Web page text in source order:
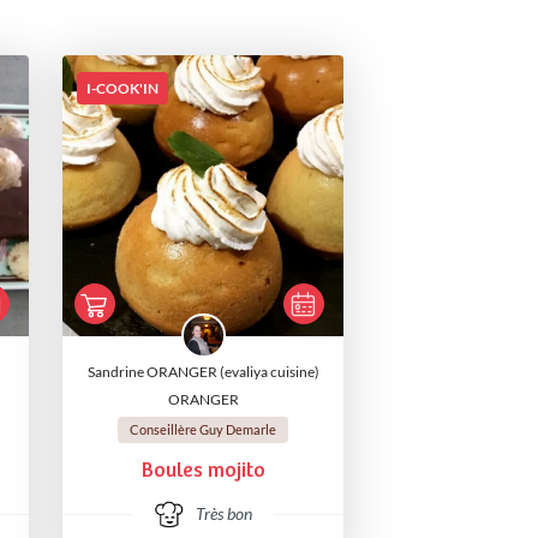
I-COOK'IN
Sandrine ORANGER (evaliya cuisine)
ORANGER
Conseillère Guy Demarle
Boules mojito
Très bon